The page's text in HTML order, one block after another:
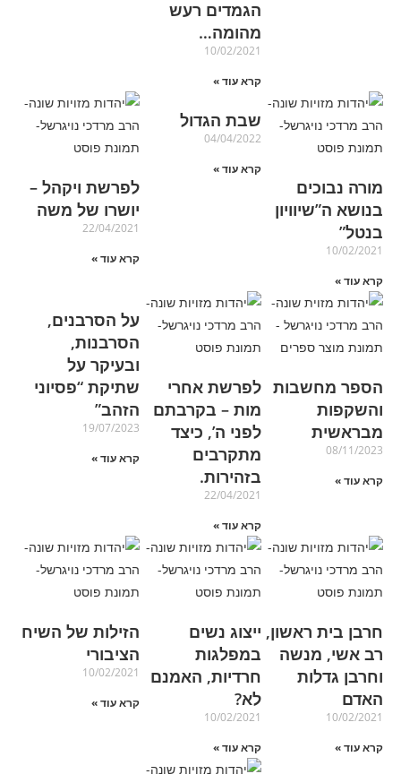
הגמדים רעש
מהומה…
10/02/2021
קרא עוד »
מורה נבוכים
בנושא ה”שיוויון
בנטל”
10/02/2021
קרא עוד »
שבת הגדול
04/04/2022
קרא עוד »
לפרשת ויקהל –
יושרו של משה
22/04/2021
קרא עוד »
הספר מחשבות
והשקפות
מבראשית
08/11/2023
קרא עוד »
לפרשת אחרי
מות – בקרבתם
לפני ה’, כיצד
מתקרבים
בזהירות.
22/04/2021
קרא עוד »
על הסרבנים,
הסרבנות,
ובעיקר על
שתיקת “פסיוני
הזהב”
19/07/2023
קרא עוד »
חרבן בית ראשון,
רב אשי, מנשה
וחרבן גדלות
האדם
10/02/2021
קרא עוד »
ייצוג נשים
במפלגות
חרדיות, האמנם
לא?
10/02/2021
קרא עוד »
הזילות של השיח
הציבורי
10/02/2021
קרא עוד »